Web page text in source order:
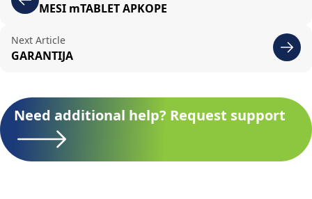
MESI mTABLET APKOPE
Next Article
GARANTIJA
Need additional help? Request support